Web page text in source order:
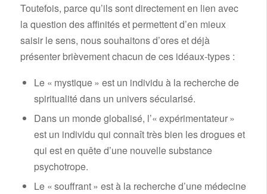
Toutefois, parce qu’ils sont directement en lien avec
la question des affinités et permettent d’en mieux
saisir le sens, nous souhaitons d’ores et déjà
présenter brièvement chacun de ces idéaux-types :
Le « mystique » est un individu à la recherche de
spiritualité dans un univers sécularisé.
Dans un monde globalisé, l’« expérimentateur »
est un individu qui connaît très bien les drogues et
qui est en quête d’une nouvelle substance
psychotrope.
Le « souffrant » est à la recherche d’une médecine